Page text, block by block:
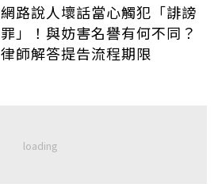
網路說人壞話當心觸犯「誹謗
罪」！與妨害名譽有何不同？
律師解答提告流程期限